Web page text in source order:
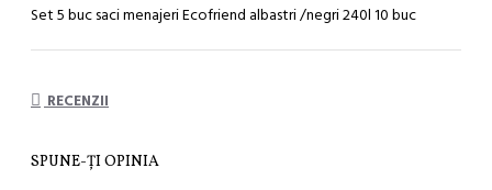
Set 5 buc saci menajeri Ecofriend albastri /negri 240l 10 buc
RECENZII
SPUNE-ŢI OPINIA